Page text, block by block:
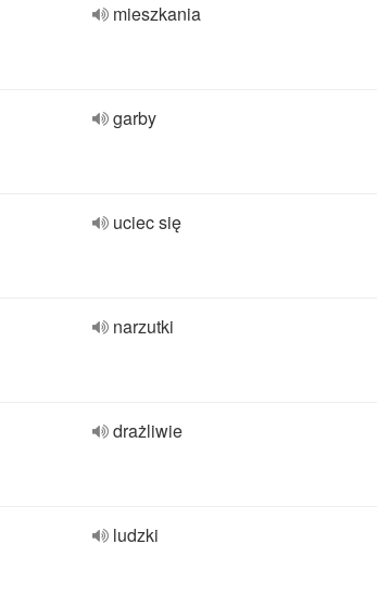
mieszkania
garby
uciec się
narzutki
drażliwie
ludzki